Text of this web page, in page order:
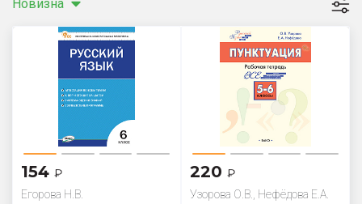
Новизна
154 ₽
Егорова Н.В.
220 ₽
Узорова О.В., Нефёдова Е.А.